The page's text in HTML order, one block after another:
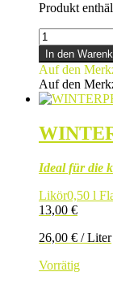
Produkt
Menge
In den
Auf den
Auf den
Ideal für die
Likör0,50 l
13,00 €
26,00 € /Liter
Vorrätig